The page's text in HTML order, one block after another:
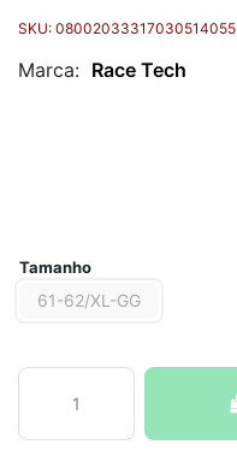
SKU: 08002033317030514055
Marca: Race Tech
Tamanho
61-62/XL-GG
Capacete
Race
Tech